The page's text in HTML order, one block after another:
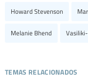
Howard Stevenson
Melanie Bhend
temas relacionados